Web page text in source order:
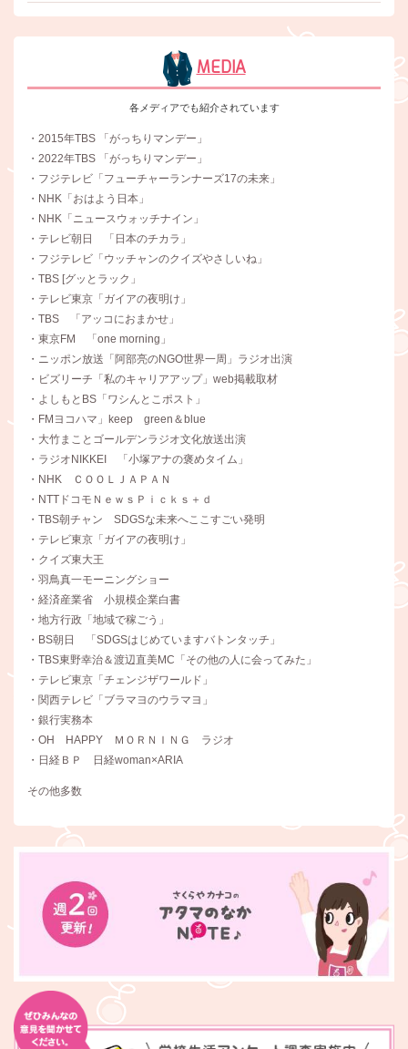
MEDIA
各メディアでも紹介されています
・2015年TBS 「がっちりマンデー」
・2022年TBS 「がっちりマンデー」
・フジテレビ「フューチャーランナーズ17の未来」
・NHK「おはよう日本」
・NHK「ニュースウォッチナイン」
・テレビ朝日 「日本のチカラ」
・フジテレビ「ウッチャンのクイズやさしいね」
・TBS [グッとラック」
・テレビ東京「ガイアの夜明け」
・TBS 「アッコにおまかせ」
・東京FM 「one morning」
・ニッポン放送「阿部亮のNGO世界一周」ラジオ出演
・ビズリーチ「私のキャリアアップ」web掲載取材
・よしもとBS「ワシんとこポスト」
・FMヨコハマ」keep green＆blue
・大竹まことゴールデンラジオ文化放送出演
・ラジオNIKKEI 「小塚アナの褒めタイム」
・NHK ＣＯＯＬＪＡＰＡＮ
・NTTドコモＮｅｗｓＰｉｃｋｓ＋ｄ
・TBS朝チャン SDGSな未来へここすごい発明
・テレビ東京「ガイアの夜明け」
・クイズ東大王
・羽鳥真一モーニングショー
・経済産業省 小規模企業白書
・地方行政「地域で稼ごう」
・BS朝日 「SDGSはじめていますバトンタッチ」
・TBS東野幸治＆渡辺直美MC「その他の人に会ってみた」
・テレビ東京「チェンジザワールド」
・関西テレビ「ブラマヨのウラマヨ」
・銀行実務本
・OH HAPPY ＭＯＲＮＩＮＧ ラジオ
・日経ＢＰ 日経woman×ARIA
その他多数